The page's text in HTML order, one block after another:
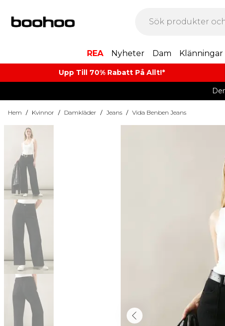
REA Nyheter Dam Klänningar
Upp Till 70% Rabatt På Allt!*
Hem / Kvinnor / Damkläder / Jeans / Vida Benben Jeans